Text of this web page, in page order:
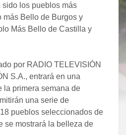
sido los pueblos más
más Bello de Burgos y
Más Bello de Castilla y
por RADIO TELEVISIÓN
S.A., entrará en una
la primera semana de
una serie de
pueblos seleccionados de
se mostrará la belleza de